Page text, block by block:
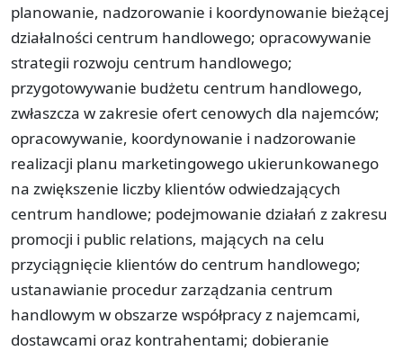
planowanie, nadzorowanie i koordynowanie bieżącej
działalności centrum handlowego; opracowywanie
strategii rozwoju centrum handlowego;
przygotowywanie budżetu centrum handlowego,
zwłaszcza w zakresie ofert cenowych dla najemców;
opracowywanie, koordynowanie i nadzorowanie
realizacji planu marketingowego ukierunkowanego
na zwiększenie liczby klientów odwiedzających
centrum handlowe; podejmowanie działań z zakresu
promocji i public relations, mających na celu
przyciągnięcie klientów do centrum handlowego;
ustanawianie procedur zarządzania centrum
handlowym w obszarze współpracy z najemcami,
dostawcami oraz kontrahentami; dobieranie